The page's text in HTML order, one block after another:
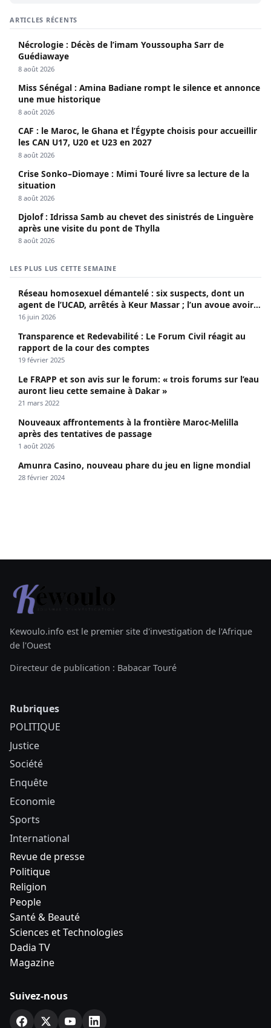
ARTICLES RÉCENTS
Nécrologie : Décès de l’imam Youssoupha Sarr de
Guédiawaye
8 août 2026
Miss Sénégal : Amina Badiane rompt le silence et annonce
une mue historique
8 août 2026
CAF : le Maroc, le Ghana et l’Égypte choisis pour accueillir
les CAN U17, U20 et U23 en 2027
8 août 2026
Crise Sonko–Diomaye : Mimi Touré livre sa lecture de la
situation
8 août 2026
Djolof : Idrissa Samb au chevet des sinistrés de Linguère
après une visite du pont de Thylla
8 août 2026
LES PLUS LUS CETTE SEMAINE
Réseau homosexuel démantelé : six suspects, dont un
agent de l’UCAD, arrêtés à Keur Massar ; l’un avoue avoir
propagé le VIH depuis 2018
16 juin 2026
Transparence et Redevabilité : Le Forum Civil réagit au
rapport de la cour des comptes
19 février 2025
Le FRAPP et son avis sur le forum: « trois forums sur l’eau
auront lieu cette semaine à Dakar »
21 mars 2022
Nouveaux affrontements à la frontière Maroc-Melilla
après des tentatives de passage
1 août 2026
Amunra Casino, nouveau phare du jeu en ligne mondial
28 février 2024
Kewoulo.info est le premier site d'investigation de l'Afrique
de l'Ouest
Directeur de publication : Babacar Touré
Rubriques
POLITIQUE
Justice
Société
Enquête
Economie
Sports
International
Revue de presse
Politique
Religion
People
Santé & Beauté
Sciences et Technologies
Dadia TV
Magazine
Suivez-nous